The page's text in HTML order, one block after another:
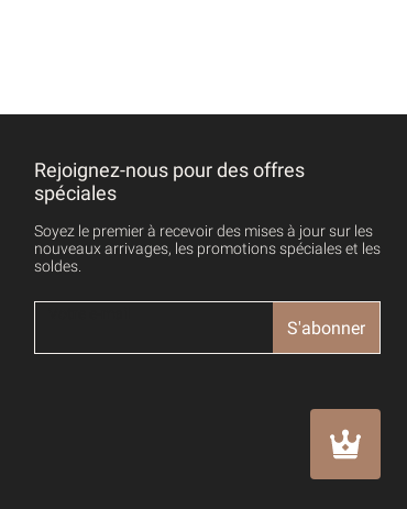
Rejoignez-nous pour des offres
spéciales
Soyez le premier à recevoir des mises à jour sur les
nouveaux arrivages, les promotions spéciales et les
soldes.
S'abonner